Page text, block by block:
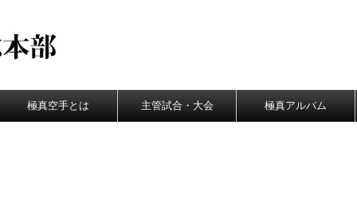
極真空手とは 主管試合・大会 極真アルバム